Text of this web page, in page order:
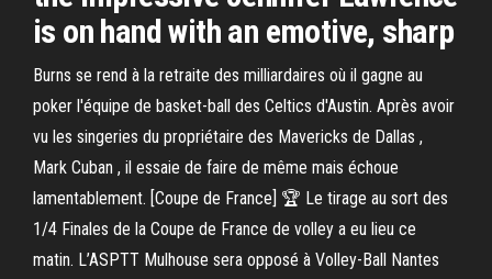
is on hand with an emotive, sharp
Burns se rend à la retraite des milliardaires où il gagne au
poker l'équipe de basket-ball des Celtics d'Austin. Après avoir
vu les singeries du propriétaire des Mavericks de Dallas ,
Mark Cuban , il essaie de faire de même mais échoue
lamentablement. [Coupe de France] 🏆 Le tirage au sort des
1/4 Finales de la Coupe de France de volley a eu lieu ce
matin. L’ASPTT Mulhouse sera opposé à Volley-Ball Nantes